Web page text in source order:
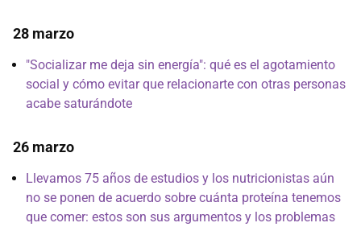
28 marzo
"Socializar me deja sin energía": qué es el agotamiento
social y cómo evitar que relacionarte con otras personas
acabe saturándote
26 marzo
Llevamos 75 años de estudios y los nutricionistas aún
no se ponen de acuerdo sobre cuánta proteína tenemos
que comer: estos son sus argumentos y los problemas